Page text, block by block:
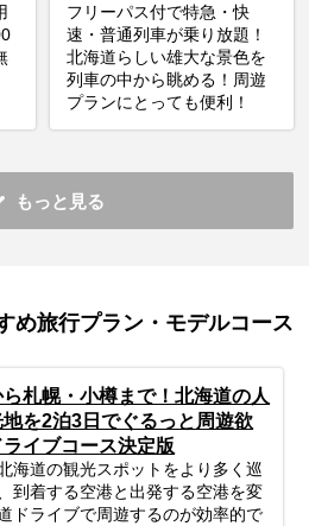
フリーパス付で特急・快
速・普通列車が乗り放題！
北海道らしい雄大な景色を
列車の中から眺める！周遊
プランにとっても便利！
もっと見る
め旅行プラン・モデルコース
札幌・小樽まで！北海道の人
を2泊3日でぐるっと周遊欲
イブコース決定版
海道の観光スポットをより多く巡
到着する空港と出発する空港を変
ドライブで周遊するのが効率的で